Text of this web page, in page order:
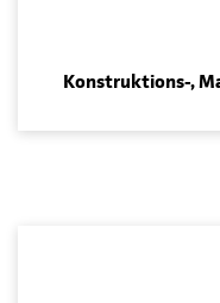
Konstruktions-,